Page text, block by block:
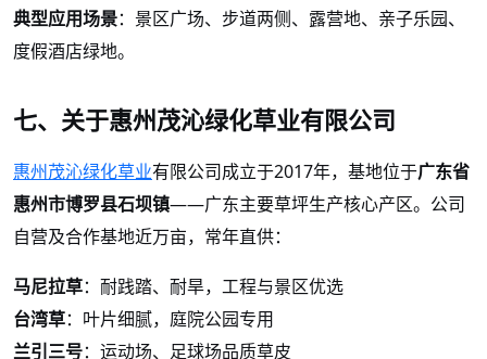
典型应用场景：景区广场、步道两侧、露营地、亲子乐园、
度假酒店绿地。
七、关于惠州茂沁绿化草业有限公司
惠州茂沁绿化草业有限公司成立于2017年，基地位于广东省
惠州市博罗县石坝镇——广东主要草坪生产核心产区。公司
自营及合作基地近万亩，常年直供：
马尼拉草：耐践踏、耐旱，工程与景区优选
台湾草：叶片细腻，庭院公园专用
兰引三号：运动场、 足球场品质草皮